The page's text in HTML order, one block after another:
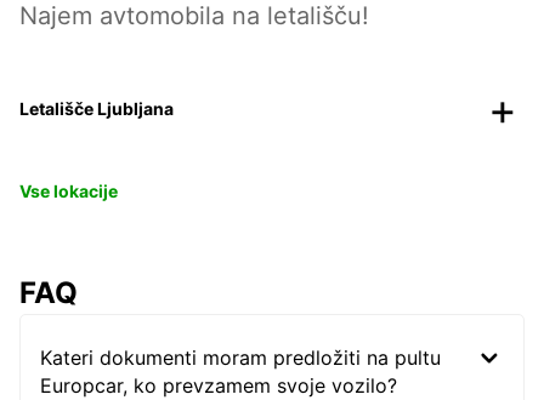
Najem avtomobila na letališču!
Letališče Ljubljana
Vse lokacije
FAQ
Kateri dokumenti moram predložiti na pultu
Europcar, ko prevzamem svoje vozilo?